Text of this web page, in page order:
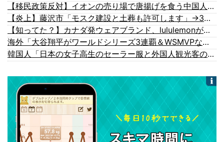
【移民政策反対】イオンの売り場で唐揚げを食う中国人の子供
【炎上】藤沢市「モスク建設と土葬も許可します」→3万人の反対署名も却下
【知ってた？】カナダ発ウェアブランド、lululemonが日本でオープン→店名は日本差別からできた？
海外「大谷翔平がワールドシリーズ3連覇＆WSMVPなら歴代何位？海外ファンの答えがこちら」
韓国人「日本の女子高生のセーラー服と外国人観光客の関係性」